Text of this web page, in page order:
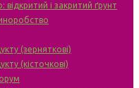
відкритий і закритий ґрунт
(зерняткові)
(кісточкові)